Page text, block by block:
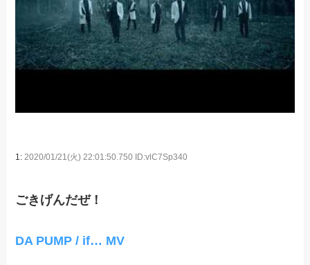
1: 2020/01/21(火) 22:01:50.750 ID:vlC7Sp340
ごきげんだぜ！
DA PUMP / if… MV